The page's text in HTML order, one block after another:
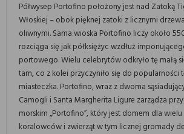
Półwysep Portofino położony jest nad Zatoką
Włoskiej – obok pięknej zatoki z licznymi
oliwnymi. Sama wioska Portofino liczy około
rozciąga się jak półksiężyc wzdłuż
portowego. Wielu celebrytów odkryło tę małą
tam, co z kolei przyczyniło się do
miasteczka. Portofino, wraz z dwoma
Camogli i Santa Margherita Ligure zarządza
morskim „Portofino”, który jest domem dla
koralowców i zwierząt w tym licznej gromady